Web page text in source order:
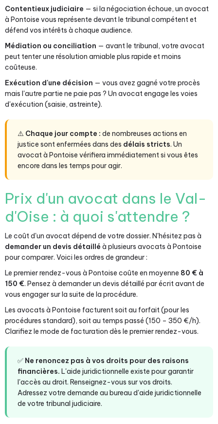
Contentieux judiciaire — si la négociation échoue, un avocat
à Pontoise vous représente devant le tribunal compétent et
défend vos intérêts à chaque audience.
Médiation ou conciliation — avant le tribunal, votre avocat
peut tenter une résolution amiable plus rapide et moins
coûteuse.
Exécution d'une décision — vous avez gagné votre procès
mais l'autre partie ne paie pas ? Un avocat engage les voies
d'exécution (saisie, astreinte).
⚠️ Chaque jour compte : de nombreuses actions en
justice sont enfermées dans des délais stricts. Un
avocat à Pontoise vérifiera immédiatement si vous êtes
encore dans les temps pour agir.
Prix d'un avocat dans le Val-
d'Oise : à quoi s'attendre ?
Le coût d'un avocat dépend de votre dossier. N'hésitez pas à
demander un devis détaillé à plusieurs avocats à Pontoise
pour comparer. Voici les ordres de grandeur :
Le premier rendez-vous à Pontoise coûte en moyenne 80 € à
150 €. Pensez à demander un devis détaillé par écrit avant de
vous engager sur la suite de la procédure.
Les avocats à Pontoise facturent soit au forfait (pour les
procédures standard), soit au temps passé (150 – 350 €/h).
Clarifiez le mode de facturation dès le premier rendez-vous.
✅ Ne renoncez pas à vos droits pour des raisons
financières. L'aide juridictionnelle existe pour garantir
l'accès au droit. Renseignez-vous sur vos droits.
Adressez votre demande au bureau d'aide juridictionnelle
de votre tribunal judiciaire.